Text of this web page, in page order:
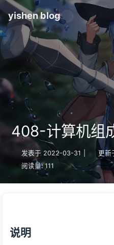
yishen blog
408-计算机组
发表于 2022-03-31 更新
阅读量: 111
说明